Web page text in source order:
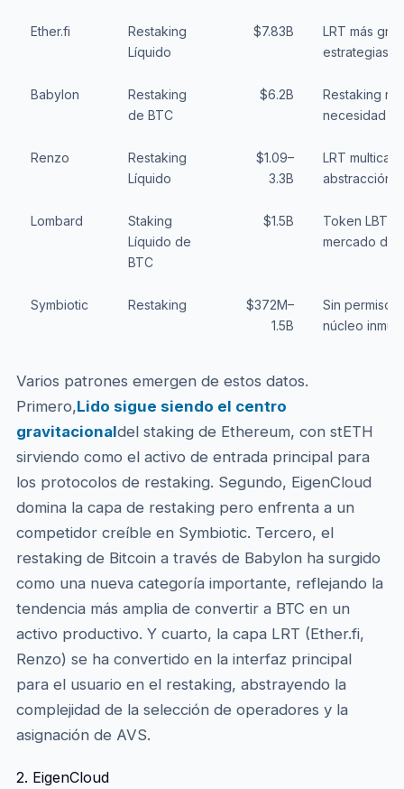
Ether.fi
Restaking
Líquido
$7.83B
LRT más
estrategias
Babylon
Restaking
de BTC
$6.2B
Restaking
necesidad
Renzo
Restaking
Líquido
$1.09–
3.3B
LRT
abstracción
Lombard
Staking
Líquido de
BTC
$1.5B
Token
mercado de
Symbiotic Restaking
$372M–
1.5B
Sin
núcleo
Varios patrones emergen de estos datos.
Primero,Lido sigue siendo el centro
gravitacionaldel staking de Ethereum, con stETH
sirviendo como el activo de entrada principal para
los protocolos de restaking. Segundo, EigenCloud
domina la capa de restaking pero enfrenta a un
competidor creíble en Symbiotic. Tercero, el
restaking de Bitcoin a través de Babylon ha surgido
como una nueva categoría importante, reflejando la
tendencia más amplia de convertir a BTC en un
activo productivo. Y cuarto, la capa LRT (Ether.fi,
Renzo) se ha convertido en la interfaz principal
para el usuario en el restaking, abstrayendo la
complejidad de la selección de operadores y la
asignación de AVS.
2. EigenCloud